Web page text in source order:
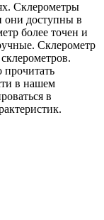
Склерометры
они доступны в
более точен и
Склерометр
прочитать
в нашем
в